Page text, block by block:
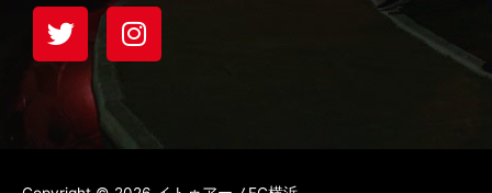
T
w
i
r
I
n
g
r